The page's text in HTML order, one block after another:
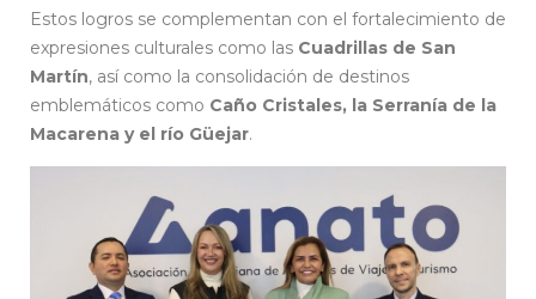
Estos logros se complementan con el fortalecimiento de
expresiones culturales como las Cuadrillas de San
Martín, así como la consolidación de destinos
emblemáticos como Caño Cristales, la Serranía de la
Macarena y el río Güejar.